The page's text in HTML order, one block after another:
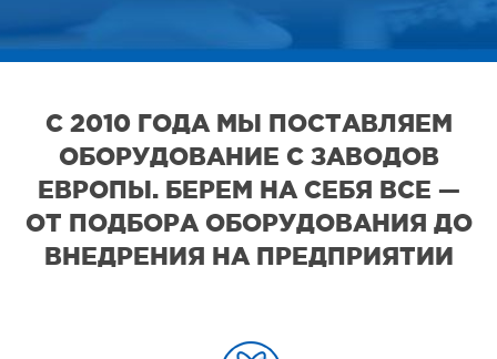
С 2010 ГОДА МЫ ПОСТАВЛЯЕМ
ОБОРУДОВАНИЕ С ЗАВОДОВ
ЕВРОПЫ. БЕРЕМ НА СЕБЯ ВСЕ —
ОТ ПОДБОРА ОБОРУДОВАНИЯ ДО
ВНЕДРЕНИЯ НА ПРЕДПРИЯТИИ